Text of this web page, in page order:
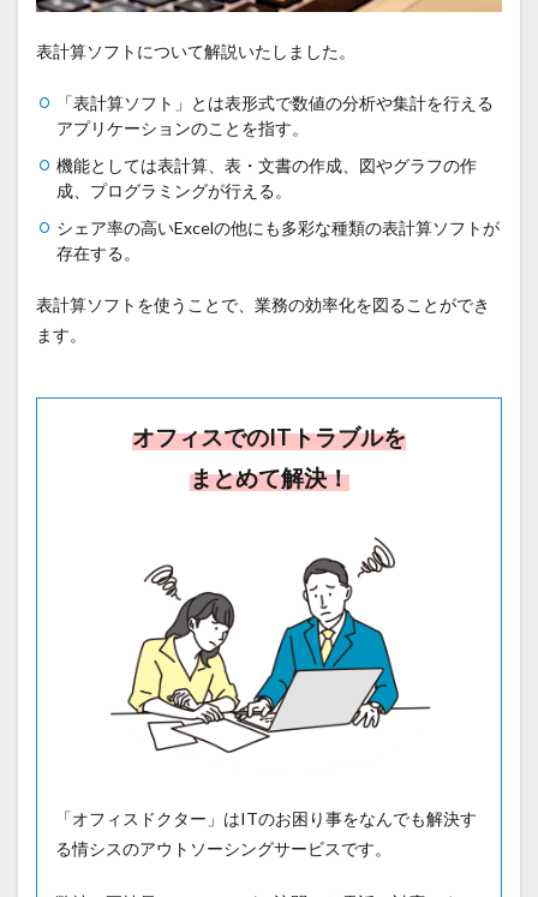
表計算ソフトについて解説いたしました。
「表計算ソフト」とは表形式で数値の分析や集計を行える
アプリケーションのことを指す。
機能としては表計算、表・文書の作成、図やグラフの作
成、プログラミングが行える。
シェア率の高いExcelの他にも多彩な種類の表計算ソフトが
存在する。
表計算ソフトを使うことで、業務の効率化を図ることができ
ます。
オフィスでのITトラブルを
まとめて解決！
「オフィスドクター」はITのお困り事をなんでも解決す
る情シスのアウトソーシングサービスです。